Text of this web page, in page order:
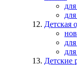
Детская
Детские